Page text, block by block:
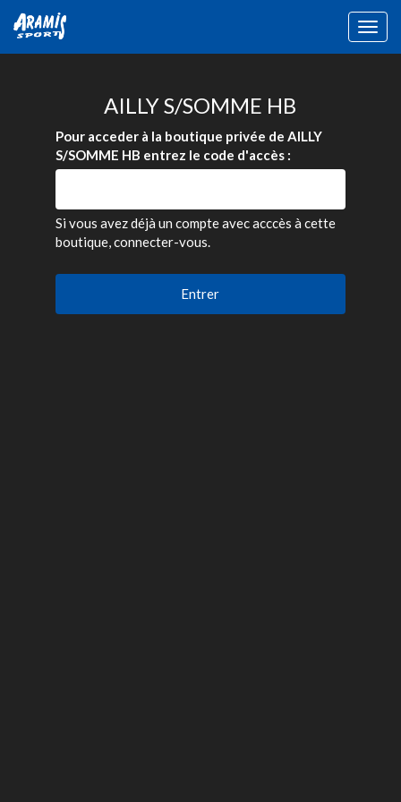
AILLY S/SOMME HB
Pour acceder à la boutique privée de AILLY
S/SOMME HB entrez le code d'accès :
Si vous avez déjà un compte avec acccès à cette
boutique, connecter-vous.